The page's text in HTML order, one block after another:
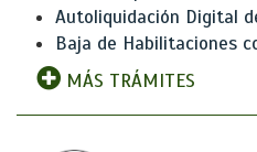
Autoliquidación Digital
Baja de Habilitaciones
MÁS TRÁMITES